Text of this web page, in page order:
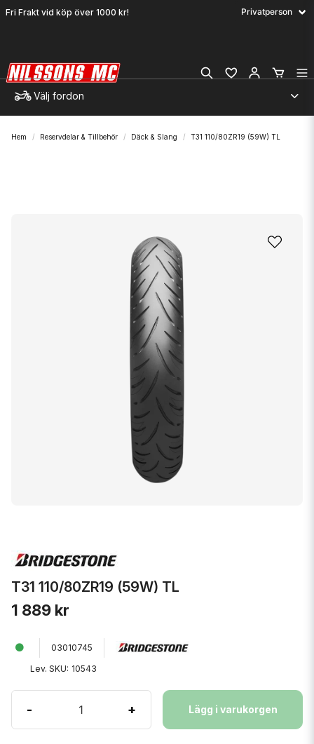
Fri Frakt vid köp över 1000 kr!
Välj fordon
Hem Reservdelar & Tillbehör Däck & Slang T31 110/80ZR19 (59W) TL
T31 110/80ZR19 (59W) TL
1 889 kr
03010745
Lev. SKU: 10543
- + Lägg i varukorgen